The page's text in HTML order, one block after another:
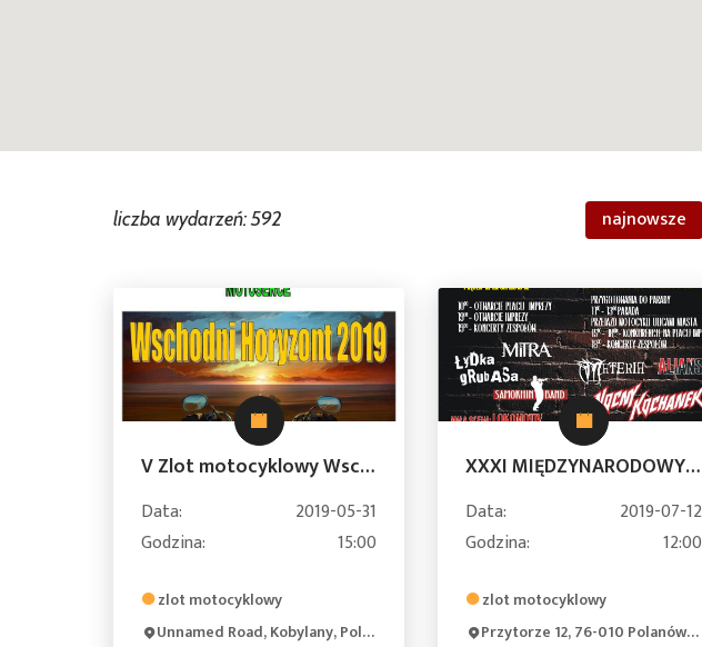
liczba wydarzeń: 592 najnowsze
V Zlot motocyklowy Wschodni Horyzont 2019
Data:
2019-05-31
Godzina:
15:00
zlot motocyklowy
Unnamed Road, Kobylany, Poland
XXXI MIĘDZYNARODOWY ZLOT MOTOCYKLI W POLANOWIE
Data:
2019-07-12
Godzina:
12:00
zlot motocyklowy
Przytorze 12, 76-010 Polanów, Polska